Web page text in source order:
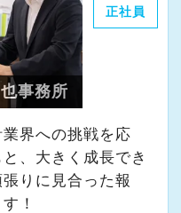
経験を活かしてご
徐々に担当する業
。
ど、専門性を高め
正社員
事務所
業界への挑戦を応
、大きく成長でき
りに見合った報
！